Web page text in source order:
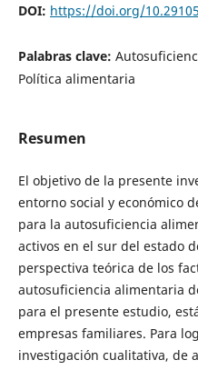
DOI: https://doi.org/
Palabras clave:
Política alimentaria
Resumen
El objetivo de la presente
entorno social y económico
para la autosuficiencia
activos en el sur del estado
perspectiva teórica de los
autosuficiencia alimentaria
para el presente estudio,
empresas familiares. Para
investigación cualitativa, de